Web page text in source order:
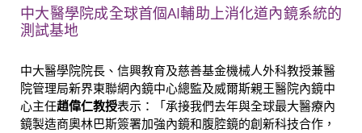
中大醫學院成全球首個AI輔助上消化道內鏡系統的
測試基地
中大醫學院院長、信興教育及慈善基金機械人外科教授兼醫
院管理局新界東聯網內鏡中心總監及威爾斯親王醫院內鏡中
心主任趙偉仁教授表示：「承接我們去年與全球最大醫療內
鏡製造商奧林巴斯簽署加強內鏡和腹腔鏡的創新科技合作，